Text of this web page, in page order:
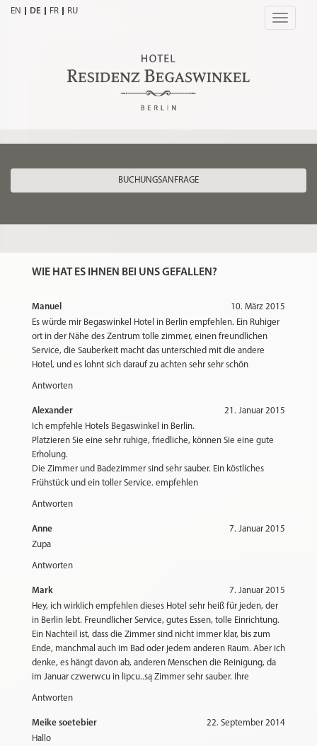
Toggle
EN DE FR RU
BUCHUNGSANFRAGE
WIE HAT ES IHNEN BEI UNS GEFALLEN?
Manuel
10. März 2015
Es würde mir Begaswinkel Hotel in Berlin empfehlen. Ein Ruhiger
ort in der Nähe des Zentrum tolle zimmer, einen freundlichen
Service, die Sauberkeit macht das unterschied mit die andere
Hotel, und es lohnt sich darauf zu achten sehr sehr schön
Antworten
Alexander
21. Januar 2015
Ich empfehle Hotels Begaswinkel in Berlin.
Platzieren Sie eine sehr ruhige, friedliche, können Sie eine gute
Erholung.
Die Zimmer und Badezimmer sind sehr sauber. Ein köstliches
Frühstück und ein toller Service. empfehlen
Antworten
Anne
7. Januar 2015
Zupa
Antworten
Mark
7. Januar 2015
Hey, ich wirklich empfehlen dieses Hotel sehr heiß für jeden, der
in Berlin lebt. Freundlicher Service, gutes Essen, tolle Einrichtung.
Ein Nachteil ist, dass die Zimmer sind nicht immer klar, bis zum
Ende, manchmal auch im Bad oder jedem anderen Raum. Aber ich
denke, es hängt davon ab, anderen Menschen die Reinigung, da
im Januar czwerwcu in lipcu..są Zimmer sehr sauber. Ihre
Antworten
Meike soetebier
22. September 2014
Hallo